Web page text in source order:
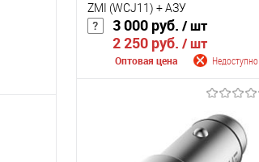
ZMI (WCJ11) + АЗУ
3 000 руб. / шт
2 250 руб. / шт
Оптовая цена Недоступно
К сравнению